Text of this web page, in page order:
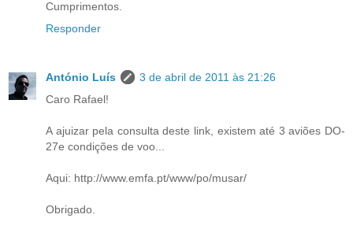
Cumprimentos.
Responder
António Luís
3 de abril de 2011 às 21:26
Caro Rafael!
A ajuizar pela consulta deste link, existem até 3 aviões DO-
27e condições de voo...
Aqui: http://www.emfa.pt/www/po/musar/
Obrigado.